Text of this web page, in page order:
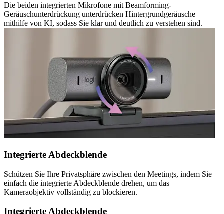
Die beiden integrierten Mikrofone mit Beamforming-
Geräuschunterdrückung unterdrücken Hintergrundgeräusche
mithilfe von KI, sodass Sie klar und deutlich zu verstehen sind.
Integrierte Abdeckblende
Schützen Sie Ihre Privatsphäre zwischen den Meetings, indem Sie
einfach die integrierte Abdeckblende drehen, um das
Kameraobjektiv vollständig zu blockieren.
Integrierte Abdeckblende